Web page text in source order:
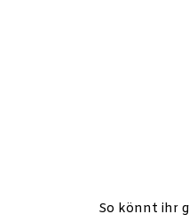
So könnt ihr